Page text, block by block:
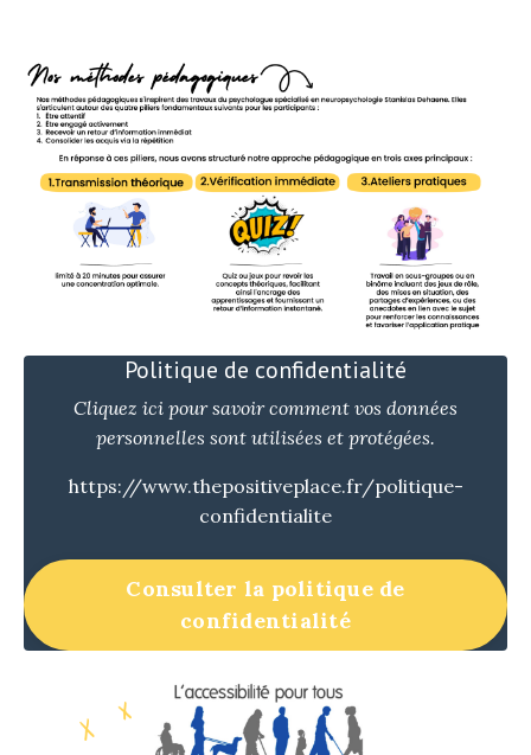
Politique de confidentialité
Cliquez ici pour savoir comment vos données
personnelles sont utilisées et protégées.
https://www.thepositiveplace.fr/politique-
confidentialite
Consulter la politique de
confidentialité